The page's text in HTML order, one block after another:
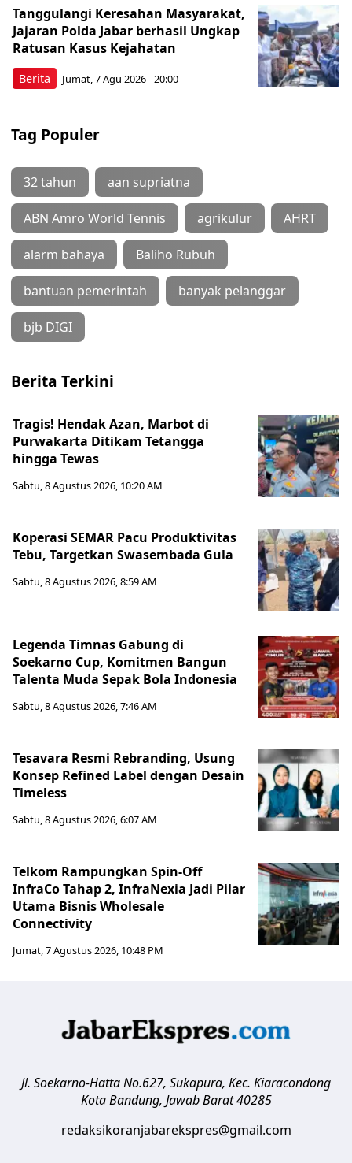
Berita
Tanggulangi Keresahan Masyarakat,
Jajaran Polda Jabar berhasil Ungkap
Ratusan Kasus Kejahatan
Jumat, 7 Agu 2026 - 20:00
Tag Populer
32 tahun aan supriatna
ABN Amro World Tennis agrikulur AHRT
alarm bahaya Baliho Rubuh
bantuan pemerintah banyak pelanggar
bjb DIGI
Berita Terkini
Tragis! Hendak Azan, Marbot di
Purwakarta Ditikam Tetangga
hingga Tewas
Sabtu, 8 Agustus 2026, 10:20 AM
Koperasi SEMAR Pacu Produktivitas
Tebu, Targetkan Swasembada Gula
Sabtu, 8 Agustus 2026, 8:59 AM
Legenda Timnas Gabung di
Soekarno Cup, Komitmen Bangun
Talenta Muda Sepak Bola Indonesia
Sabtu, 8 Agustus 2026, 7:46 AM
Tesavara Resmi Rebranding, Usung
Konsep Refined Label dengan Desain
Timeless
Sabtu, 8 Agustus 2026, 6:07 AM
Telkom Rampungkan Spin-Off
InfraCo Tahap 2, InfraNexia Jadi Pilar
Utama Bisnis Wholesale
Connectivity
Jumat, 7 Agustus 2026, 10:48 PM
Jl. Soekarno-Hatta No.627, Sukapura, Kec. Kiaracondong
Kota Bandung, Jawab Barat 40285
redaksikoranjabarekspres@gmail.com